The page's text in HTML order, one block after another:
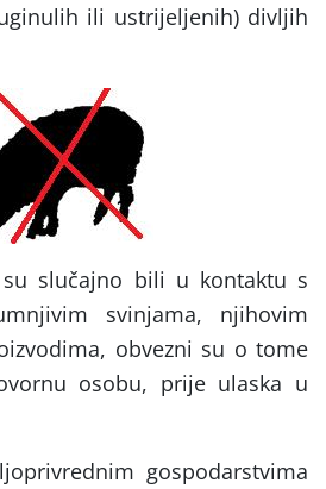
ili ustrijeljenih) divljih
slučajno bili u kontaktu s
svinjama, njihovim
obvezni su o tome
osobu, prije ulaska u
gospodarstvima